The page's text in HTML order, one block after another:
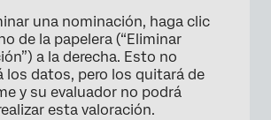
una nominación, haga clic
de la papelera (“Eliminar
a la derecha. Esto no
los datos, pero los quitará de
y su evaluador no podrá
esta valoración.